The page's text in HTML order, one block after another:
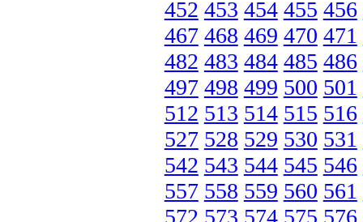
452 453 454 455 456
467 468 469 470 471
482 483 484 485 486
497 498 499 500 501
512 513 514 515 516
527 528 529 530 531
542 543 544 545 546
557 558 559 560 561
572 573 574 575 576